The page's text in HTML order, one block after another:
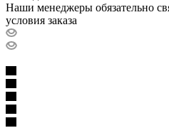
Наши менеджеры обязательно
условия заказа